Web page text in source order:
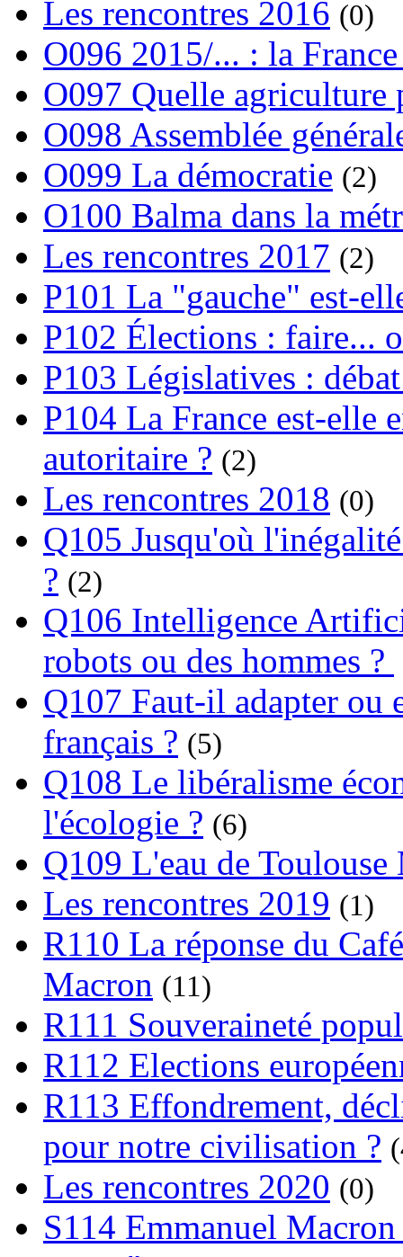
Les rencontres 2016 (0)
O096 2015/... : la
O097 Quelle agriculture
O098 Assemblée
O099 La démocratie (2)
O100 Balma dans la
Les rencontres 2017 (2)
P101 La "gauche" est-
P102 Élections : faire...
P103 Législatives :
P104 La France est-elle
autoritaire ? (2)
Les rencontres 2018 (0)
Q105 Jusqu'où
? (2)
Q106 Intelligence
robots ou des hommes ?
Q107 Faut-il adapter ou
français ? (5)
Q108 Le libéralisme
l'écologie ? (6)
Q109 L'eau de
Les rencontres 2019 (1)
R110 La réponse du
Macron (11)
R111 Souveraineté
R112 Elections
R113 Effondrement,
pour notre civilisation ?
Les rencontres 2020 (0)
S114 Emmanuel